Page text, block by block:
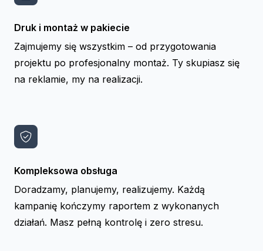
Druk i montaż w pakiecie
Zajmujemy się wszystkim – od przygotowania
projektu po profesjonalny montaż. Ty skupiasz się
na reklamie, my na realizacji.
Kompleksowa obsługa
Doradzamy, planujemy, realizujemy. Każdą
kampanię kończymy raportem z wykonanych
działań. Masz pełną kontrolę i zero stresu.